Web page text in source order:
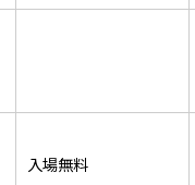
入場無料